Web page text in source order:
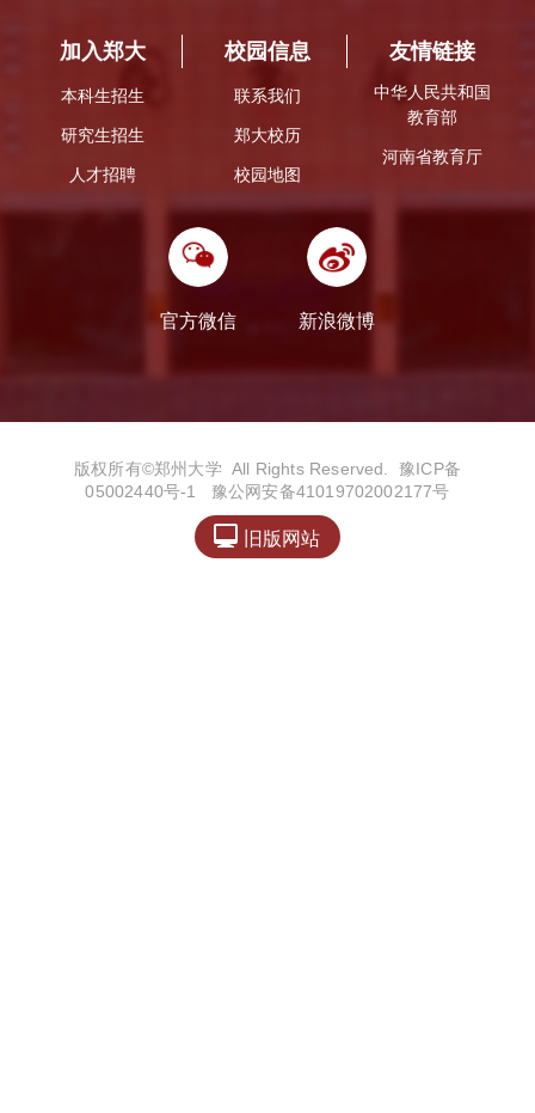
加入郑大
本科生招生
研究生招生
人才招聘
校园信息
联系我们
郑大校历
校园地图
友情链接
中华人民共和国
教育部
河南省教育厅
官方微信 新浪微博
版权所有©️郑州大学 All Rights Reserved.豫ICP备
05002440号-1
豫公网安备41019702002177号
 旧版网站